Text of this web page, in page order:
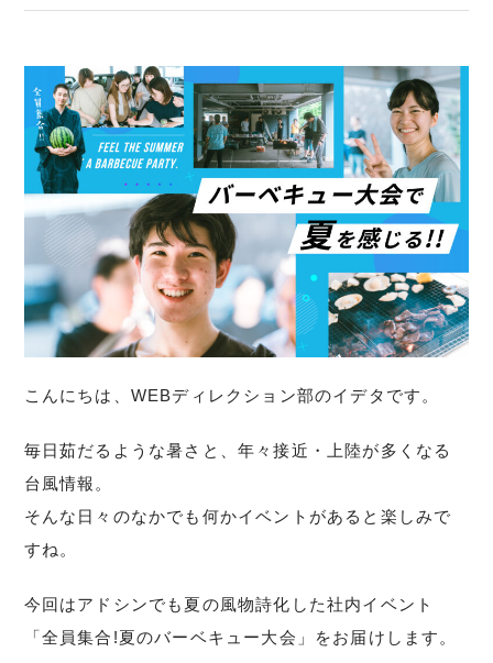
こんにちは、WEBディレクション部のイデタです。
毎日茹だるような暑さと、年々接近・上陸が多くなる
台風情報。
そんな日々のなかでも何かイベントがあると楽しみで
すね。
今回はアドシンでも夏の風物詩化した社内イベント
「全員集合!夏のバーベキュー大会」をお届けします。